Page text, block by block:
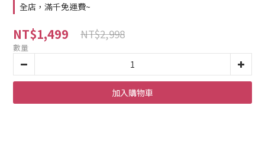
全店，滿千免運費~
NT$1,499 NT$2,998
數量
加入購物車